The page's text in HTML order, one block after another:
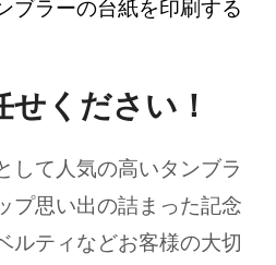
ブラーの台紙を印刷する
せください！
して人気の高いタンブラ
プ思い出の詰まった記念
ルティなどお客様の大切